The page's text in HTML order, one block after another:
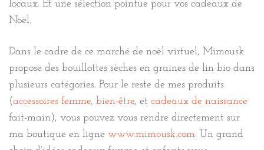
locaux. Et une sélection pointue pour vos cadeaux de
Noël.
Dans le cadre de ce marché de noël virtuel, Mimousk
propose des bouillottes sèches en graines de lin bio dans
plusieurs catégories. Pour le reste de mes produits
(accessoires femme, bien-être, et cadeaux de naissance
fait-main), vous pouvez vous rendre directement sur
ma boutique en ligne www.mimousk.com. Un grand